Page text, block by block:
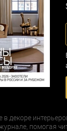
декоре
помогая